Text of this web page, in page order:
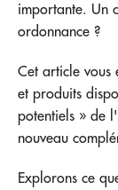
importante. Un
ordonnance ?
Cet article vous
et produits
potentiels » de
nouveau
Explorons ce